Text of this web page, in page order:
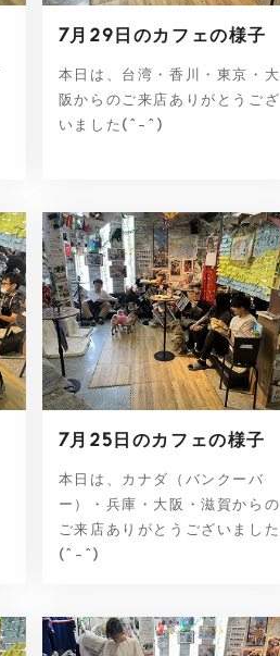
7月29日のカフェの様子
本日は、台湾・香川・東京・大
阪からのご来店ありがとうござ
いました(^-^)
7月25日のカフェの様子
本日は、カナダ（バンクーバ
ー）・兵庫・大阪・滋賀からの
ご来店ありがとうございました
(^-^)